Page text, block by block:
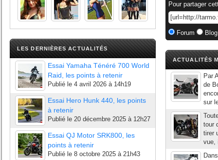
LES DERNIÈRES ACTUALITÉS
Essai Yamaha Ténéré 700 World
Raid, les points à retenir
Publié le 4 avril 2026 à 14h19
Essai Hero Hunk 440, les points
à retenir
Publié le 20 décembre 2025 à 12h27
Essai QJ Motor SRK800, les
points à retenir
Publié le 8 octobre 2025 à 21h43
Pour partager
Forum
ACTUALITÉS
Par
de
sur
tour
tirer
vue,